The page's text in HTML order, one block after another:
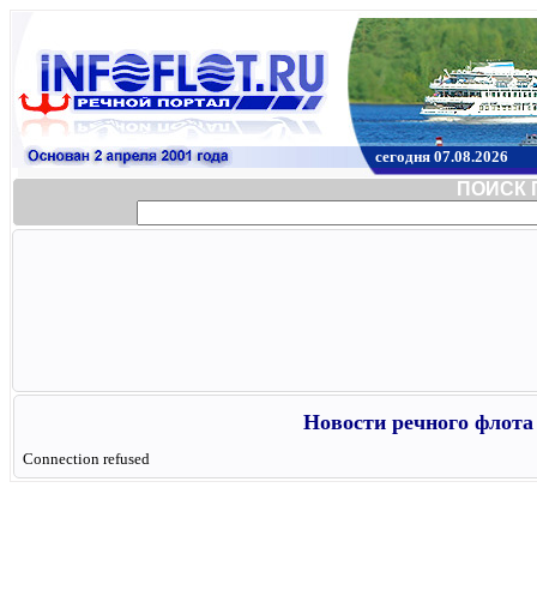
сегодня 07.08.2026
ПОИСК
Новости речного
Connection refused